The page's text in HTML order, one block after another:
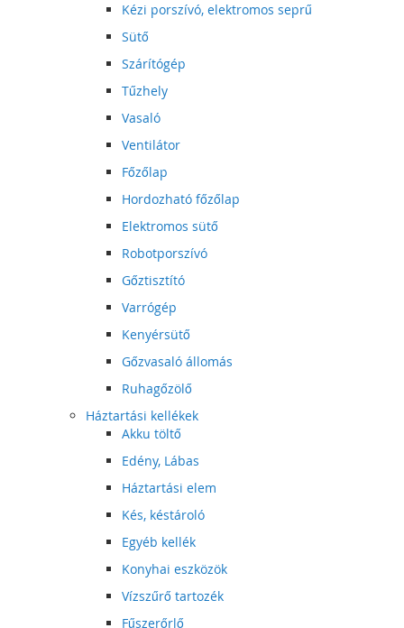
Kézi porszívó, elektromos seprű
Sütő
Szárítógép
Tűzhely
Vasaló
Ventilátor
Főzőlap
Hordozható főzőlap
Elektromos sütő
Robotporszívó
Gőztisztító
Varrógép
Kenyérsütő
Gőzvasaló állomás
Ruhagőzölő
Háztartási kellékek
Akku töltő
Edény, Lábas
Háztartási elem
Kés, késtároló
Egyéb kellék
Konyhai eszközök
Vízszűrő tartozék
Fűszerőrlő